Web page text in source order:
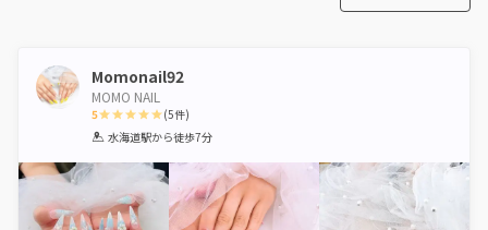
Momonail92
MOMO NAIL
5
1 2 3 4 5
(5件)
水海道駅から徒歩7分